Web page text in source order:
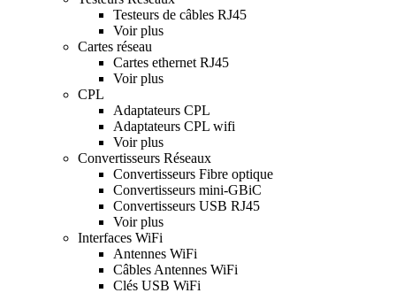
Testeurs de câbles RJ45
Voir plus
Cartes réseau
Cartes ethernet RJ45
Voir plus
CPL
Adaptateurs CPL
Adaptateurs CPL wifi
Voir plus
Convertisseurs Réseaux
Convertisseurs Fibre optique
Convertisseurs mini-GBiC
Convertisseurs USB RJ45
Voir plus
Interfaces WiFi
Antennes WiFi
Câbles Antennes WiFi
Clés USB WiFi